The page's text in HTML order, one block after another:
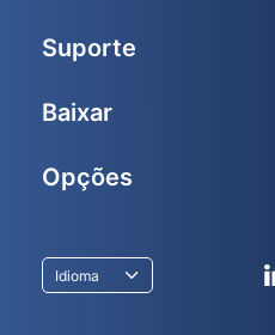
Idioma
Suporte
Baixar
Opções